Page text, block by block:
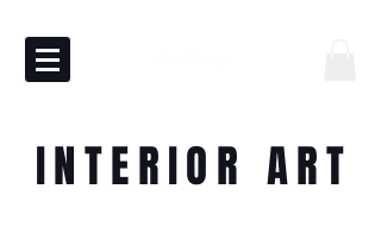
INTERIOR ART